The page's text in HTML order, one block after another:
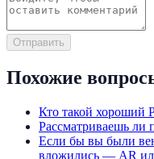
Отправить
Похожие
Кто такой хороший
Рассматриваешь ли
Если бы вы были
вложились — AR